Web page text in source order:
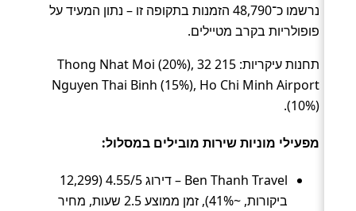
נרשמו כ־48,790 הזמנות בתקופה זו – נתון המעיד על
פופולריות בקרב מטיילים.
תחנות עיקריות: 215 Thong Nhat Moi (20%), 32
Nguyen Thai Binh (15%), Ho Chi Minh Airport
(10%).
מפעילי מוניות שירות מובילים במסלול:
Ben Thanh Travel – דירוג 4.55/5 (12,299
ביקורות, ~41%), זמן ממוצע 2.5 שעות, מחיר